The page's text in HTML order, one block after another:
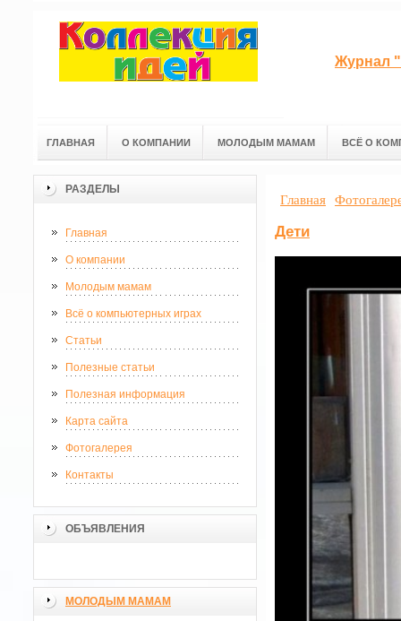
Журнал
ГЛАВНАЯ О КОМПАНИИ МОЛОДЫМ МАМАМ ВСЁ О
РАЗДЕЛЫ
Главная
О компании
Молодым мамам
Всё о компьютерных играх
Статьи
Полезные статьи
Полезная информация
Карта сайта
Фотогалерея
Контакты
ОБЪЯВЛЕНИЯ
МОЛОДЫМ МАМАМ
Главная
Дети